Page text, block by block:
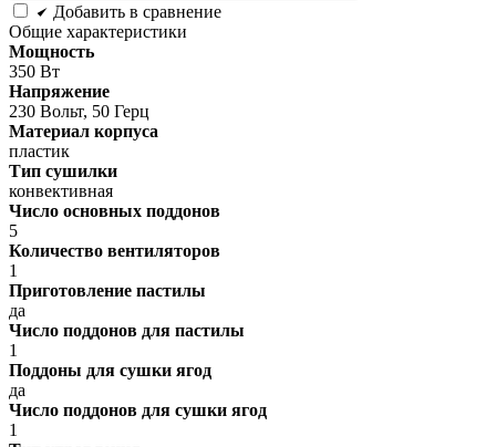
Добавить в сравнение
Общие характеристики
Мощность
350 Вт
Напряжение
230 Вольт, 50 Герц
Материал корпуса
пластик
Тип сушилки
конвективная
Число основных поддонов
5
Количество вентиляторов
1
Приготовление пастилы
да
Число поддонов для пастилы
1
Поддоны для сушки ягод
да
Число поддонов для сушки ягод
1